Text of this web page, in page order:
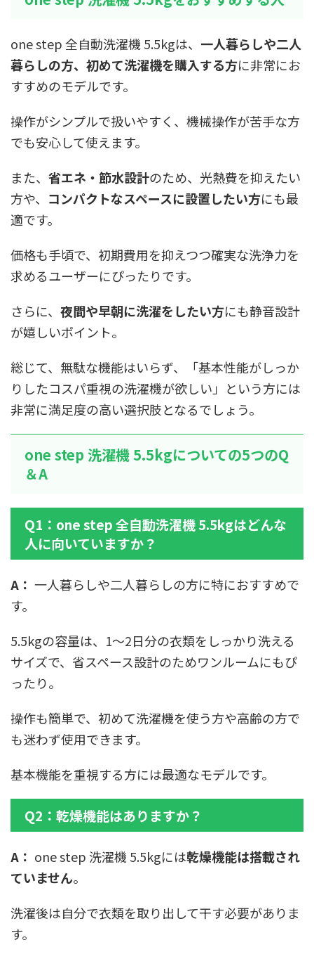
one step 全自動洗濯機 5.5kgは、 一人暮らしや二人
暮らしの方、初めて洗濯機を購入する方に非常にお
すすめのモデルです。
操作がシンプルで扱いやすく、機械操作が苦手な方
でも安心して使えます。
また、 省エネ・節水設計のため、光熱費を抑えたい
方や、 コンパクトなスペースに設置したい方にも最
適です。
価格も手頃で、初期費用を抑えつつ確実な洗浄力を
求めるユーザーにぴったりです。
さらに、 夜間や早朝に洗濯をしたい方にも静音設計
が嬉しいポイント。
総じて、無駄な機能はいらず、「基本性能がしっか
りしたコスパ重視の洗濯機が欲しい」という方には
非常に満足度の高い選択肢となるでしょう。
one step 洗濯機 5.5kgについての5つのQ
＆A
Q1：one step 全自動洗濯機 5.5kgはどんな
人に向いていますか？
A： 一人暮らしや二人暮らしの方に特におすすめで
す。
5.5kgの容量は、1〜2日分の衣類をしっかり洗える
サイズで、省スペース設計のためワンルームにもぴ
ったり。
操作も簡単で、初めて洗濯機を使う方や高齢の方で
も迷わず使用できます。
基本機能を重視する方には最適なモデルです。
Q2：乾燥機能はありますか？
A： one step 洗濯機 5.5kgには乾燥機能は搭載され
ていません。
洗濯後は自分で衣類を取り出して干す必要がありま
す。